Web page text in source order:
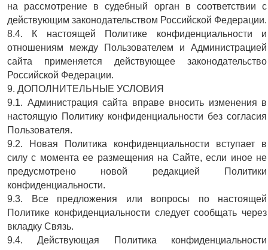
на рассмотрение в судебный орган в соответствии с
действующим законодательством Российской Федерации.
8.4. К настоящей Политике конфиденциальности и
отношениям между Пользователем и Администрацией
сайта применяется действующее законодательство
Российской Федерации.
9. ДОПОЛНИТЕЛЬНЫЕ УСЛОВИЯ
9.1. Администрация сайта вправе вносить изменения в
настоящую Политику конфиденциальности без согласия
Пользователя.
9.2. Новая Политика конфиденциальности вступает в
силу с момента ее размещения на Сайте, если иное не
предусмотрено новой редакцией Политики
конфиденциальности.
9.3. Все предложения или вопросы по настоящей
Политике конфиденциальности следует сообщать через
вкладку Связь.
9.4. Действующая Политика конфиденциальности